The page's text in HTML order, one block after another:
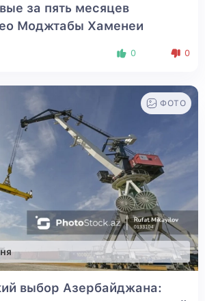
за пять месяцев
Моджтабы Хаменеи
0 0
ФОТО
выбор Азербайджана: